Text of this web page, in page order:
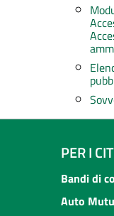
PER I
Bandi di
Auto